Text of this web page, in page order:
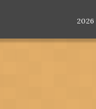
2026